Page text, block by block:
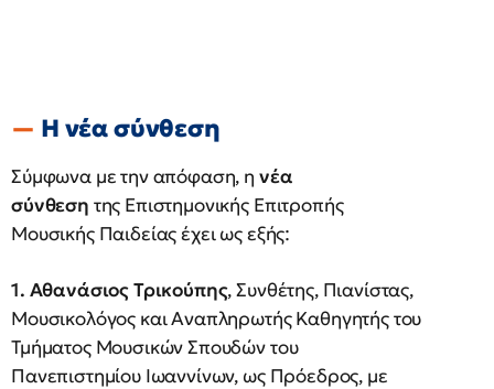
Η νέα σύνθεση
Σύμφωνα με την απόφαση, η νέα
σύνθεση της Επιστημονικής Επιτροπής
Μουσικής Παιδείας έχει ως εξής:
1. Αθανάσιος Τρικούπης, Συνθέτης, Πιανίστας,
Μουσικολόγος και Αναπληρωτής Καθηγητής του
Τμήματος Μουσικών Σπουδών του
Πανεπιστημίου Ιωαννίνων, ως Πρόεδρος, με